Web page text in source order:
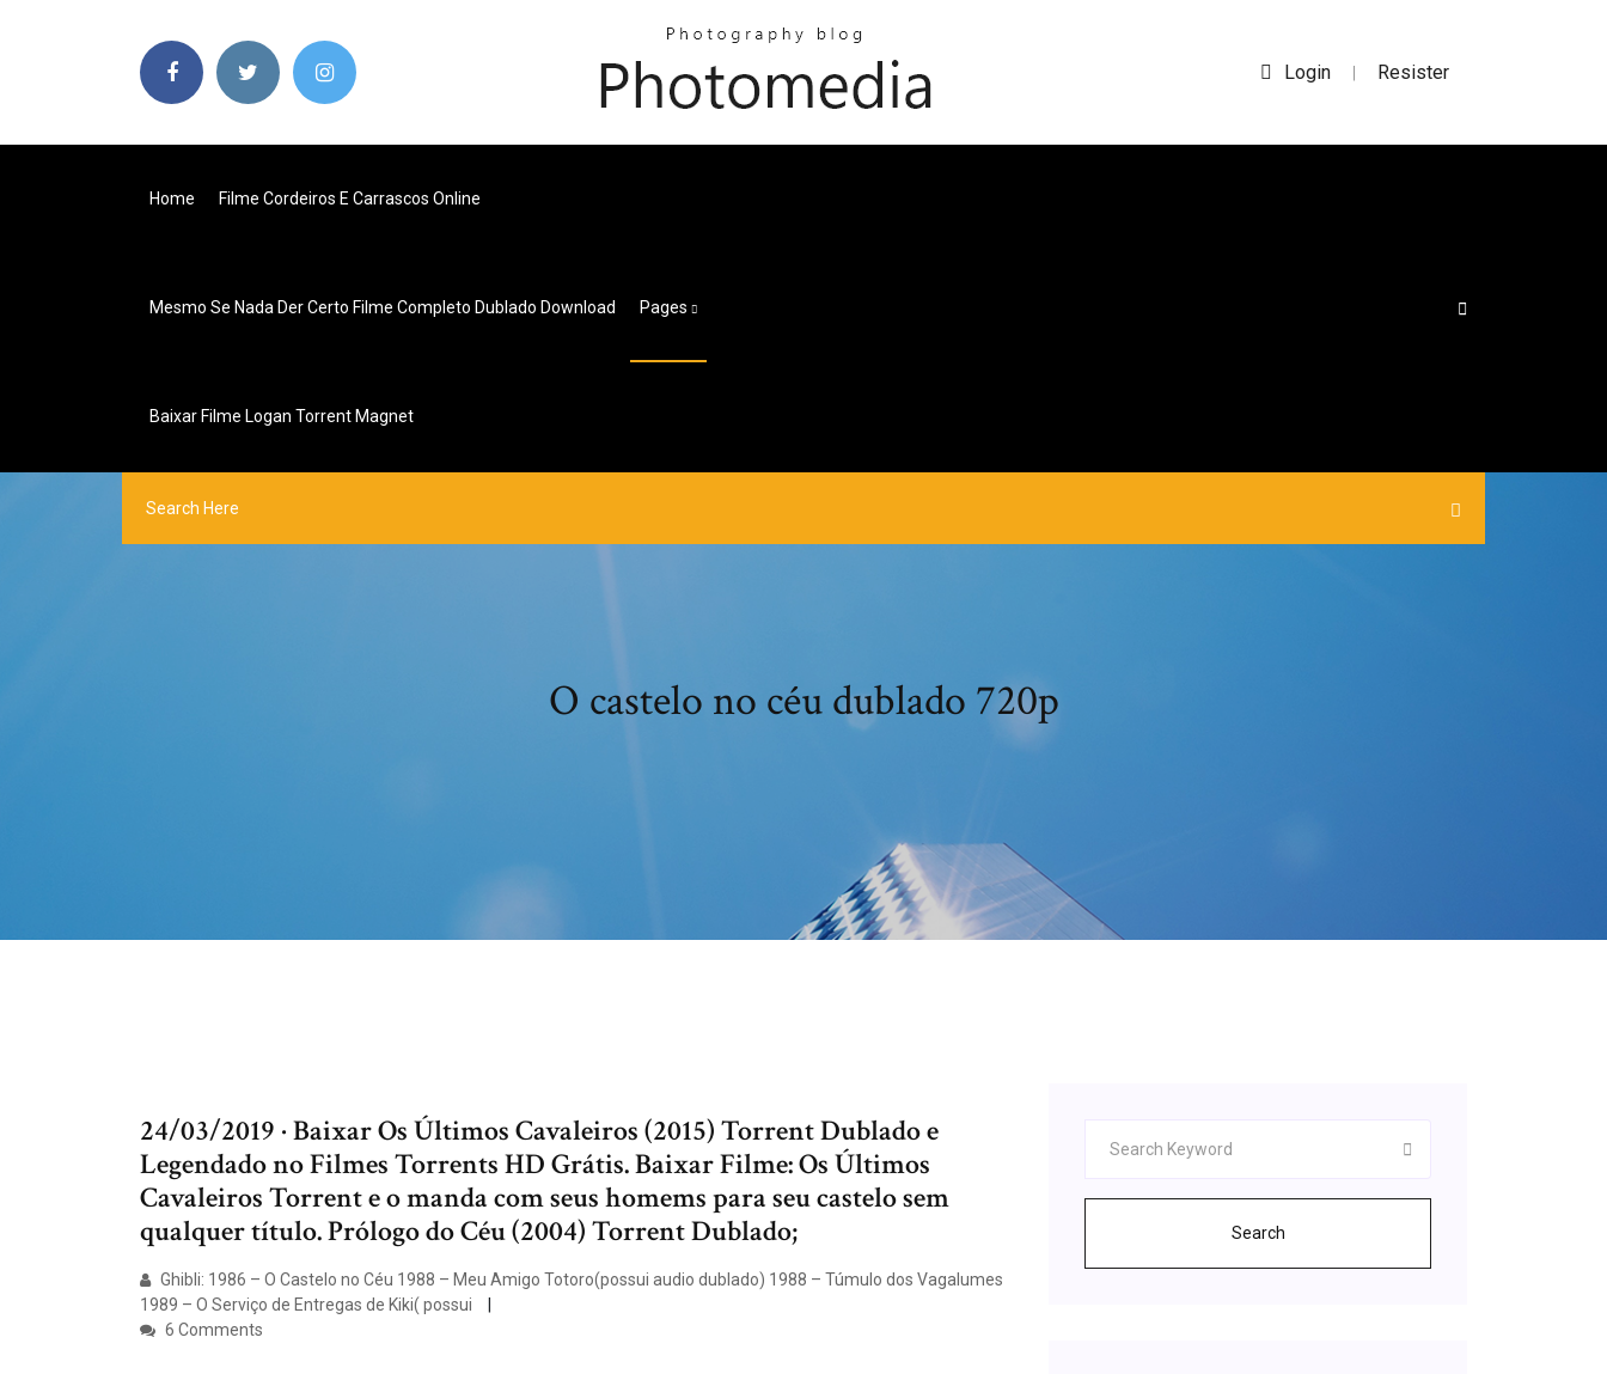
Login | Resister
Home Filme Cordeiros E Carrascos Online
Mesmo Se Nada Der Certo Filme Completo Dublado Download Pages
Baixar Filme Logan Torrent Magnet
O castelo no céu dublado 720p
24/03/2019 · Baixar Os Últimos Cavaleiros (2015) Torrent Dublado e
Legendado no Filmes Torrents HD Grátis. Baixar Filme: Os Últimos
Cavaleiros Torrent e o manda com seus homems para seu castelo sem
qualquer título. Prólogo do Céu (2004) Torrent Dublado;
Ghibli: 1986 – O Castelo no Céu 1988 – Meu Amigo Totoro(possui audio dublado) 1988 – Túmulo dos Vagalumes
1989 – O Serviço de Entregas de Kiki( possui
6 Comments
Search